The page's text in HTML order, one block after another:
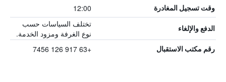
وقت تسجيل المغادرة 12:00
الدفع والإلغاء
تختلف السياسات حسب
نوع الغرفة ومزود الخدمة.
رقم مكتب الاستقبال +63 917 126 7456